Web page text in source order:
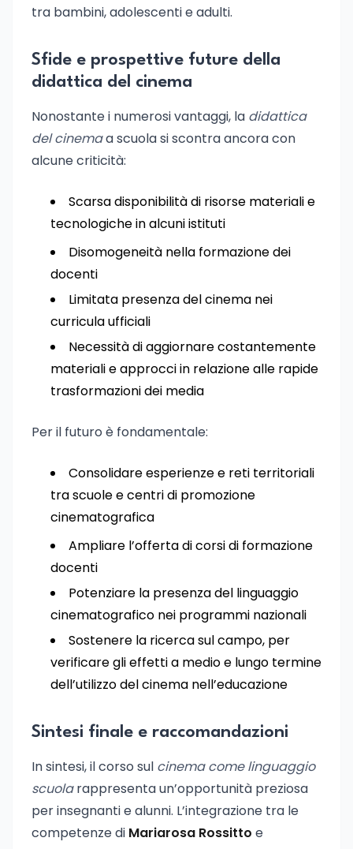
tra bambini, adolescenti e adulti.
Sfide e prospettive future della
didattica del cinema
Nonostante i numerosi vantaggi, la didattica
del cinemaa scuola si scontra ancora con
alcune criticità:
Scarsa disponibilità di risorse materiali e
tecnologiche in alcuni istituti
Disomogeneità nella formazione dei
docenti
Limitata presenza del cinema nei
curricula ufficiali
Necessità di aggiornare costantemente
materiali e approcci in relazione alle rapide
trasformazioni dei media
Per il futuro è fondamentale:
Consolidare esperienze e reti territoriali
tra scuole e centri di promozione
cinematografica
Ampliare l’offerta di corsi di formazione
docenti
Potenziare la presenza del linguaggio
cinematografico nei programmi nazionali
Sostenere la ricerca sul campo, per
verificare gli effetti a medio e lungo termine
dell’utilizzo del cinema nell’educazione
Sintesi finale e raccomandazioni
In sintesi, il corso sul cinema come linguaggio
scuolarappresenta un’opportunità preziosa
per insegnanti e alunni. L’integrazione tra le
competenze di Mariarosa Rossitto e